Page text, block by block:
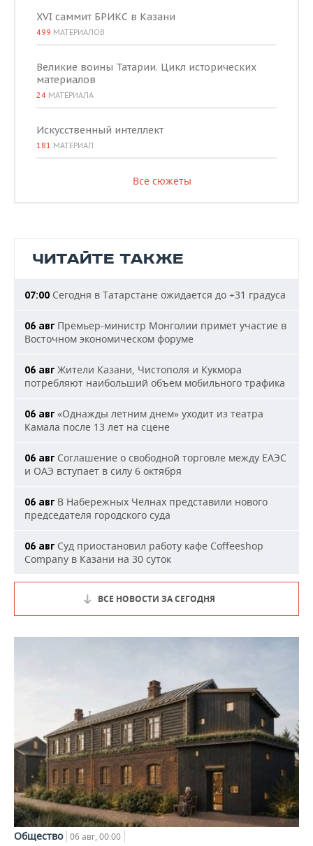
XVI саммит БРИКС в Казани
499 МАТЕРИАЛОВ
Великие воины Татарии. Цикл исторических
материалов
24 МАТЕРИАЛА
Искусственный интеллект
181 МАТЕРИАЛ
Все сюжеты
ЧИТАЙТЕ ТАКЖЕ
07:00 Сегодня в Татарстане ожидается до +31 градуса
06 авг Премьер-министр Монголии примет участие в
Восточном экономическом форуме
06 авг Жители Казани, Чистополя и Кукмора
потребляют наибольший объем мобильного трафика
06 авг «Однажды летним днем» уходит из театра
Камала после 13 лет на сцене
06 авг Соглашение о свободной торговле между ЕАЭС
и ОАЭ вступает в силу 6 октября
06 авг В Набережных Челнах представили нового
председателя городского суда
06 авг Суд приостановил работу кафе Coffeeshop
Company в Казани на 30 суток
ВСЕ НОВОСТИ ЗА СЕГОДНЯ
Общество 06 авг, 00:00